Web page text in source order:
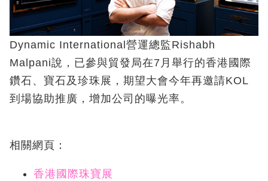
Dynamic International營運總監Rishabh
Malpani說，已參與貿發局在7月舉行的香港國際
鑽石、寶石及珍珠展，期望大會今年再邀請KOL
到場協助推廣，增加公司的曝光率。
相關網頁：
香港國際珠寶展